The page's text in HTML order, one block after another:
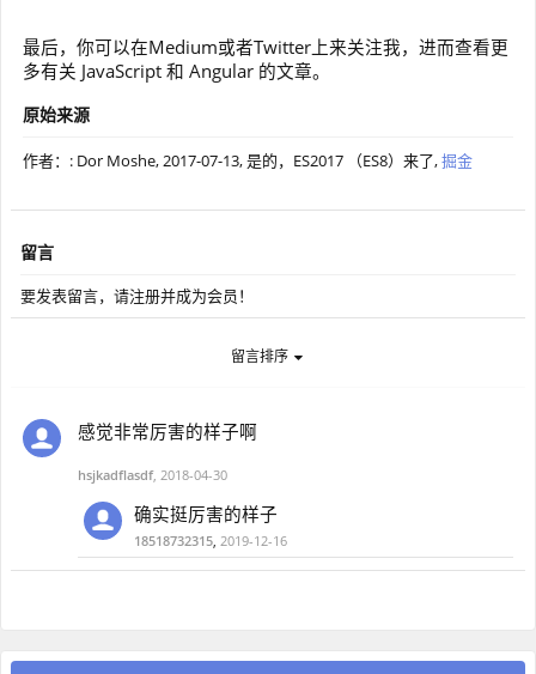
最后，你可以在Medium或者Twitter上来关注我，进而查看更
多有关 JavaScript 和 Angular 的文章。
原始来源
作者：: Dor Moshe,2017-07-13, 是的，ES2017 （ES8）来了,掘金
留言
要发表留言，请注册并成为会员！
留言排序
感觉非常厉害的样子啊
hsjkadflasdf, 2018-04-30
确实挺厉害的样子
18518732315, 2019-12-16